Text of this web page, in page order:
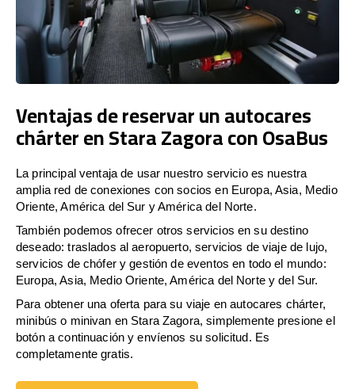
Ventajas de reservar un autocares
chárter en Stara Zagora con OsaBus
La principal ventaja de usar nuestro servicio es nuestra
amplia red de conexiones con socios en Europa, Asia, Medio
Oriente, América del Sur y América del Norte.
También podemos ofrecer otros servicios en su destino
deseado: traslados al aeropuerto, servicios de viaje de lujo,
servicios de chófer y gestión de eventos en todo el mundo:
Europa, Asia, Medio Oriente, América del Norte y del Sur.
Para obtener una oferta para su viaje en autocares chárter,
minibús o minivan en Stara Zagora, simplemente presione el
botón a continuación y envíenos su solicitud. Es
completamente gratis.